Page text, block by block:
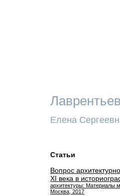
Елена
Статьи
Вопрос
XI века в
архитектуры: Материалы
Москва, 2017